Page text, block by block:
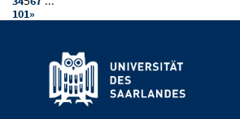
101»